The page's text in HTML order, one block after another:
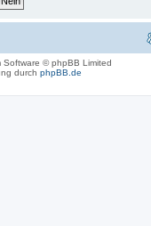
Software © phpBB Limited
durch phpBB.de